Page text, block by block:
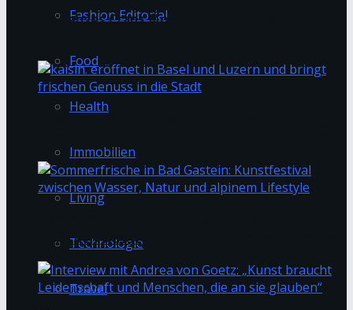
Fashion Editorial
Food
Health
Immobilien
Living
Technologie
Travel
Six Senses Crans Montana und Genesis
zwischen Wasser, Natur und alpinem Lifestyle